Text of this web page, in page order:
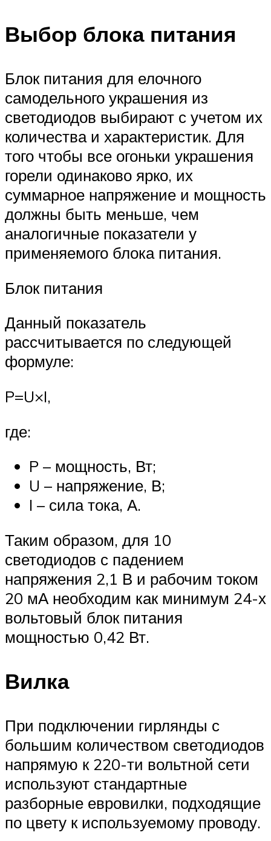
Выбор блока питания
Блок питания для елочного
самодельного украшения из
светодиодов выбирают с учетом их
количества и характеристик. Для
того чтобы все огоньки украшения
горели одинаково ярко, их
суммарное напряжение и мощность
должны быть меньше, чем
аналогичные показатели у
применяемого блока питания.
Блок питания
Данный показатель
рассчитывается по следующей
формуле:
P=U×I,
где:
P – мощность, Вт;
U – напряжение, В;
I – сила тока, А.
Таким образом, для 10
светодиодов с падением
напряжения 2,1 В и рабочим током
20 мА необходим как минимум 24-х
вольтовый блок питания
мощностью 0,42 Вт.
Вилка
При подключении гирлянды с
большим количеством светодиодов
напрямую к 220-ти вольтной сети
используют стандартные
разборные евровилки, подходящие
по цвету к используемому проводу.